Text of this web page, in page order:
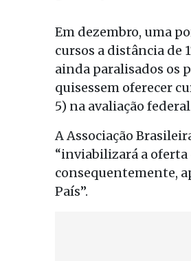
Em dezembro, uma
cursos a distância de
ainda paralisados os
quisessem oferecer
5) na avaliação
A Associação
“inviabilizará a oferta
consequentemente,
País”.